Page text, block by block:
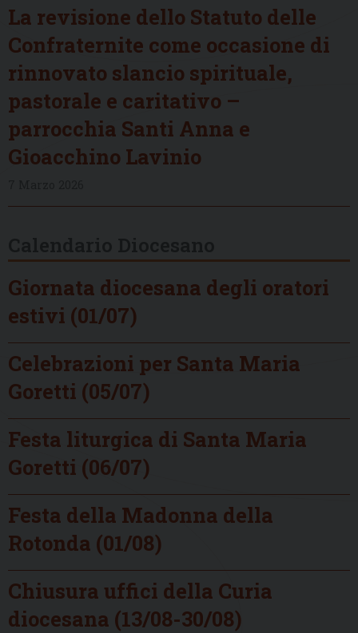
La revisione dello Statuto delle
Confraternite come occasione di
rinnovato slancio spirituale,
pastorale e caritativo –
parrocchia Santi Anna e
Gioacchino Lavinio
Giornata diocesana degli oratori
estivi (01/07)
Celebrazioni per Santa Maria
Goretti (05/07)
Festa liturgica di Santa Maria
Goretti (06/07)
Festa della Madonna della
Rotonda (01/08)
Chiusura uffici della Curia
diocesana (13/08-30/08)